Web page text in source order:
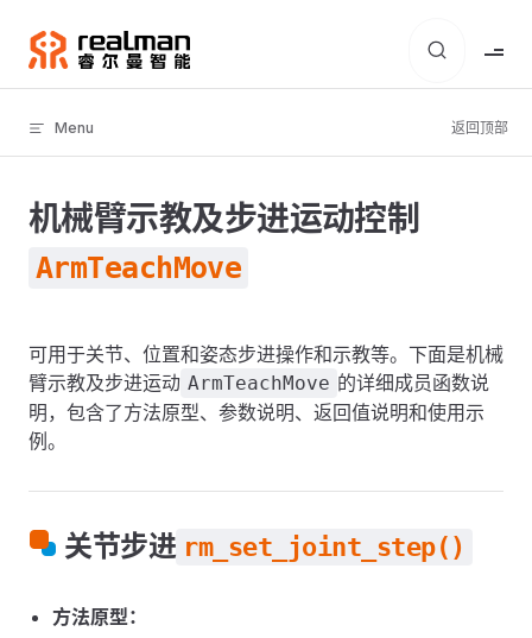
Skip to content
Menu 返回顶部
机械臂示教及步进运动控制
ArmTeachMove
可用于关节、位置和姿态步进操作和示教等。下面是机械
臂示教及步进运动 ArmTeachMove 的详细成员函数说
明，包含了方法原型、参数说明、返回值说明和使用示
例。
关节步进 rm_set_joint_step()
方法原型：